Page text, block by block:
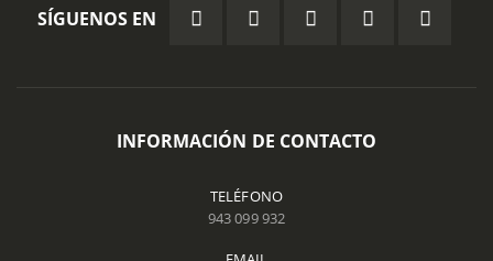
SÍGUENOS EN
INFORMACIÓN DE CONTACTO
TELÉFONO
943 099 932